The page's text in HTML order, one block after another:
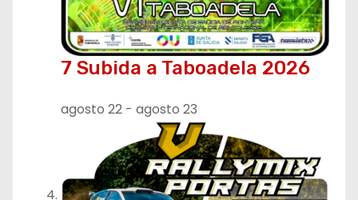
7 Subida a Taboadela 2026
agosto 22 - agosto 23